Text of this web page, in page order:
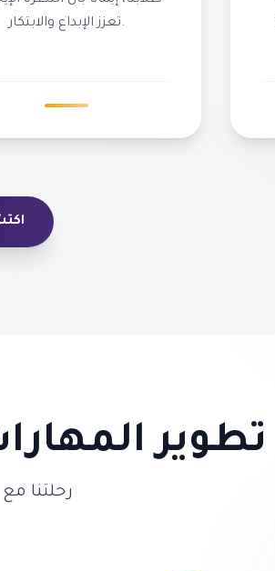
تعزز الإبداع والابتكار.
تطوير
رحلتنا